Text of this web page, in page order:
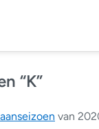
“K”
van